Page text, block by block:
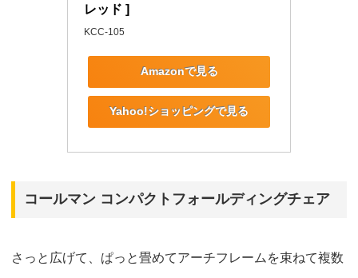
レッド ]
KCC-105
Amazonで見る
Yahoo!ショッピングで見る
コールマン コンパクトフォールディングチェア
さっと広げて、ぱっと畳めてアーチフレームを束ねて複数